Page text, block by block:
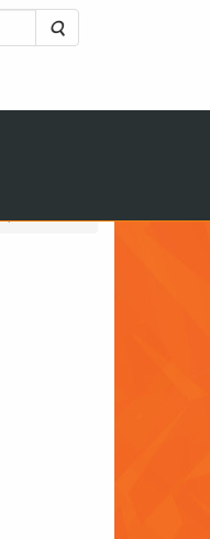
Zoeken